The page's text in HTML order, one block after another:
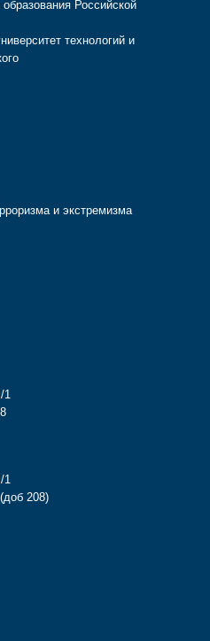
Российской
технологий и
и экстремизма
1
1
(доб 208)